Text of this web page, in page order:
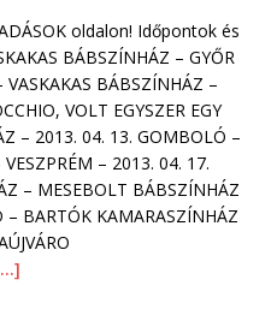
oldalon! Időpontok és
BÁBSZÍNHÁZ – GYŐR
VASKAKAS BÁBSZÍNHÁZ –
VOLT EGYSZER EGY
– 2013. 04. 13. GOMBOLÓ –
– 2013. 04. 17.
– MESEBOLT BÁBSZÍNHÁZ
– BARTÓK KAMARASZÍNHÁZ